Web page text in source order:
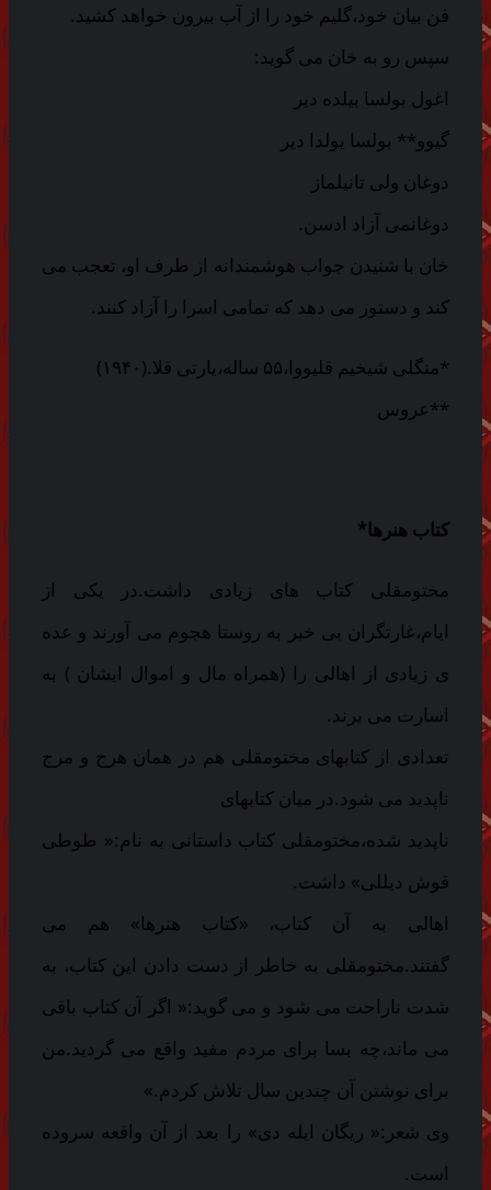
فن بیان خود،گلیم خود را از آب بیرون خواهد کشید.
سپس رو به خان می گوید:
اغول بولسا بیلده دیر
گیوو** بولسا یولدا دیر
دوغان ولی تانیلماز
دوغانمی آزاد ادسن.
خان با شنیدن جواب هوشمندانه از طرف او، تعجب می
کند و دستور می دهد که تمامی اسرا را آزاد کنند.
*منگلی شیخیم قلیووا،۵۵ ساله،یارتی قلا.(۱۹۴۰)
**عروس
کتاب هنرها*
مختومقلی کتاب های زیادی داشت.در یکی از
ایام،غارتگران بی خبر به روستا هجوم می آورند و عده
ی زیادی از اهالی را (همراه مال و اموال ایشان ) به
اسارت می برند.
تعدادی از کتابهای مختومقلی هم در همان هرج و مرج
ناپدید می شود.در میان کتابهای
ناپدید شده،مختومقلی کتاب داستانی به نام:« طوطی
قوش دیللی» داشت.
اهالی به آن کتاب، «کتاب هنرها» هم می
گفتند.مختومقلی به خاطر از دست دادن این کتاب، به
شدت ناراحت می شود و می گوید:« اگر آن کتاب باقی
می ماند،چه بسا برای مردم مفید واقع می گردید.من
برای نوشتن آن چندین سال تلاش کردم.»
وی شعر:« ریگان ایله دی» را بعد از آن واقعه سروده
است.